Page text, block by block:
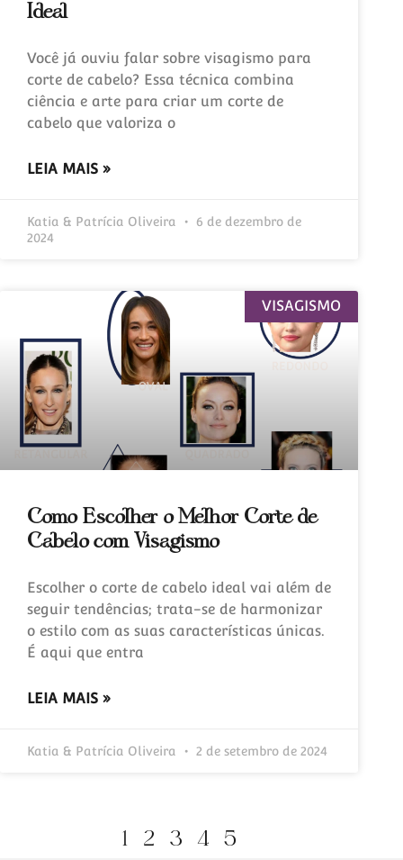
Ideal
Você já ouviu falar sobre visagismo para
corte de cabelo? Essa técnica combina
ciência e arte para criar um corte de
cabelo que valoriza o
LEIA MAIS »
Katia & Patrícia Oliveira
6 de dezembro de
2024
VISAGISMO
Como Escolher o Melhor Corte de
Cabelo com Visagismo
Escolher o corte de cabelo ideal vai além de
seguir tendências; trata-se de harmonizar
o estilo com as suas características únicas.
É aqui que entra
LEIA MAIS »
Katia & Patrícia Oliveira 2 de setembro de 2024
1 2 3 4 5